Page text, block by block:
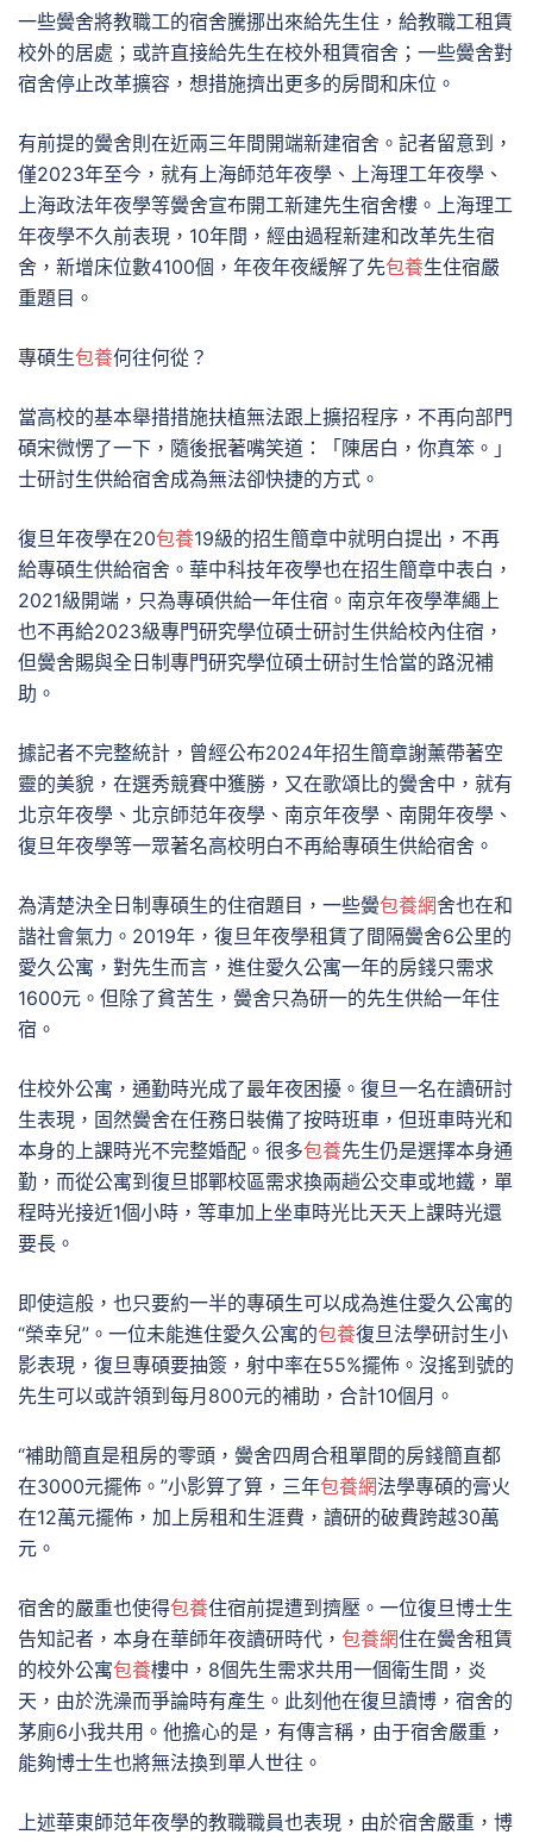
一些黌舍將教職工的宿舍騰挪出來給先生住，給教職工租賃
校外的居處；或許直接給先生在校外租賃宿舍；一些黌舍對
宿舍停止改革擴容，想措施擠出更多的房間和床位。
有前提的黌舍則在近兩三年間開端新建宿舍。記者留意到，
僅2023年至今，就有上海師范年夜學、上海理工年夜學、
上海政法年夜學等黌舍宣布開工新建先生宿舍樓。上海理工
年夜學不久前表現，10年間，經由過程新建和改革先生宿
舍，新增床位數4100個，年夜年夜緩解了先包養生住宿嚴
重題目。
專碩生包養何往何從？
當高校的基本舉措措施扶植無法跟上擴招程序，不再向部門
碩宋微愣了一下，隨後抿著嘴笑道：「陳居白，你真笨。」
士研討生供給宿舍成為無法卻快捷的方式。
復旦年夜學在20包養19級的招生簡章中就明白提出，不再
給專碩生供給宿舍。華中科技年夜學也在招生簡章中表白，
2021級開端，只為專碩供給一年住宿。南京年夜學準繩上
也不再給2023級專門研究學位碩士研討生供給校內住宿，
但黌舍賜與全日制專門研究學位碩士研討生恰當的路況補
助。
據記者不完整統計，曾經公布2024年招生簡章謝薰帶著空
靈的美貌，在選秀競賽中獲勝，又在歌頌比的黌舍中，就有
北京年夜學、北京師范年夜學、南京年夜學、南開年夜學、
復旦年夜學等一眾著名高校明白不再給專碩生供給宿舍。
為清楚決全日制專碩生的住宿題目，一些黌包養網舍也在和
諧社會氣力。2019年，復旦年夜學租賃了間隔黌舍6公里的
愛久公寓，對先生而言，進住愛久公寓一年的房錢只需求
1600元。但除了貧苦生，黌舍只為研一的先生供給一年住
宿。
住校外公寓，通勤時光成了最年夜困擾。復旦一名在讀研討
生表現，固然黌舍在任務日裝備了按時班車，但班車時光和
本身的上課時光不完整婚配。很多包養先生仍是選擇本身通
勤，而從公寓到復旦邯鄲校區需求換兩趟公交車或地鐵，單
程時光接近1個小時，等車加上坐車時光比天天上課時光還
要長。
即使這般，也只要約一半的專碩生可以成為進住愛久公寓的
“榮幸兒”。一位未能進住愛久公寓的包養復旦法學研討生小
影表現，復旦專碩要抽簽，射中率在55%擺佈。沒搖到號的
先生可以或許領到每月800元的補助，合計10個月。
“補助簡直是租房的零頭，黌舍四周合租單間的房錢簡直都
在3000元擺佈。”小影算了算，三年包養網法學專碩的膏火
在12萬元擺佈，加上房租和生涯費，讀研的破費跨越30萬
元。
宿舍的嚴重也使得包養住宿前提遭到擠壓。一位復旦博士生
告知記者，本身在華師年夜讀研時代， 包養網住在黌舍租賃
的校外公寓包養樓中，8個先生需求共用一個衛生間，炎
天，由於洗澡而爭論時有產生。此刻他在復旦讀博，宿舍的
茅廁6小我共用。他擔心的是，有傳言稱，由于宿舍嚴重，
能夠博士生也將無法換到單人世往。
上述華東師范年夜學的教職職員也表現，由於宿舍嚴重，博